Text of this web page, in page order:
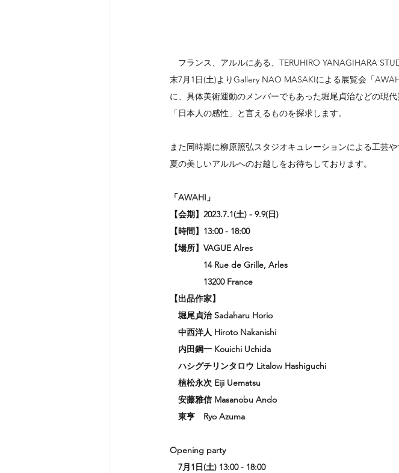
フランス、アルルにある、TERUHIRO YANAGIHARA
末7月1日(土)よりGallery NAO MASAKIによる展覧会「
に、具体美術運動のメンバーでもあった堀尾貞治などの現
「日本人の感性」と言えるものを探求します。
また同時期に柳原照弘スタジオキュレーションによる工芸や
夏の美しいアルルへのお越しをお待ちしております。
「AWAHI」
【会期】2023.7.1(土) - 9.9(日)
【時間】13:00 - 18:00
【場所】VAGUE Alres
14 Rue de Grille, Arles
13200 France
【出品作家】
堀尾貞治 Sadaharu Horio
中西洋人 Hiroto Nakanishi
内田鋼一 Kouichi Uchida
ハシグチリンタロウ Litalow Hashiguchi
植松永次 Eiji Uematsu
安藤雅信 Masanobu Ando
東亨　Ryo Azuma
Opening party
7月1日(土) 13:00 - 18:00